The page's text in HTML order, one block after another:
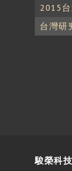
2015
台灣研
駿榮科